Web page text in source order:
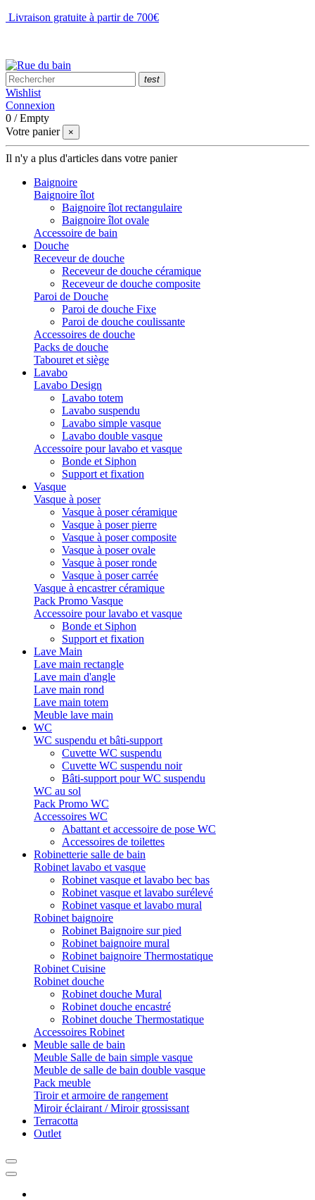
Livraison gratuite à partir de 700€
test
Wishlist
Connexion
0 /Empty
Votre panier
×
Il n'y a plus d'articles dans votre panier
Baignoire
Baignoire îlot
Baignoire îlot rectangulaire
Baignoire îlot ovale
Accessoire de bain
Douche
Receveur de douche
Receveur de douche céramique
Receveur de douche composite
Paroi de Douche
Paroi de douche Fixe
Paroi de douche coulissante
Accessoires de douche
Packs de douche
Tabouret et siège
Lavabo
Lavabo Design
Lavabo totem
Lavabo suspendu
Lavabo simple vasque
Lavabo double vasque
Accessoire pour lavabo et vasque
Bonde et Siphon
Support et fixation
Vasque
Vasque à poser
Vasque à poser céramique
Vasque à poser pierre
Vasque à poser composite
Vasque à poser ovale
Vasque à poser ronde
Vasque à poser carrée
Vasque à encastrer céramique
Pack Promo Vasque
Accessoire pour lavabo et vasque
Bonde et Siphon
Support et fixation
Lave Main
Lave main rectangle
Lave main d'angle
Lave main rond
Lave main totem
Meuble lave main
WC
WC suspendu et bâti-support
Cuvette WC suspendu
Cuvette WC suspendu noir
Bâti-support pour WC suspendu
WC au sol
Pack Promo WC
Accessoires WC
Abattant et accessoire de pose WC
Accessoires de toilettes
Robinetterie salle de bain
Robinet lavabo et vasque
Robinet vasque et lavabo bec bas
Robinet vasque et lavabo surélevé
Robinet vasque et lavabo mural
Robinet baignoire
Robinet Baignoire sur pied
Robinet baignoire mural
Robinet baignoire Thermostatique
Robinet Cuisine
Robinet douche
Robinet douche Mural
Robinet douche encastré
Robinet douche Thermostatique
Accessoires Robinet
Meuble salle de bain
Meuble Salle de bain simple vasque
Meuble de salle de bain double vasque
Pack meuble
Tiroir et armoire de rangement
Miroir éclairant / Miroir grossissant
Terracotta
Outlet